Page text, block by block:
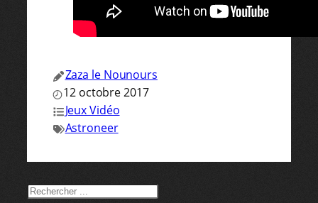
Zaza le Nounours
12 octobre 2017
Jeux Vidéo
Astroneer
RECHERCHER